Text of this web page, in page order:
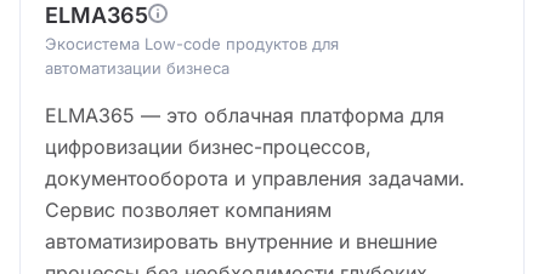
ELMA365
Экосистема Low-code продуктов для
автоматизации бизнеса
ELMA365 — это облачная платформа для
цифровизации бизнес-процессов,
документооборота и управления задачами.
Сервис позволяет компаниям
автоматизировать внутренние и внешние